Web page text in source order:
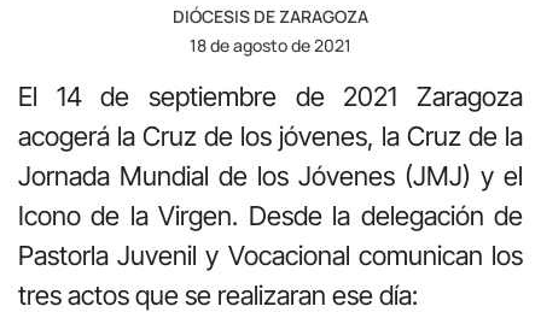
DIÓCESIS DE ZARAGOZA
18 de agosto de 2021
El 14 de septiembre de 2021 Zaragoza
acogerá la Cruz de los jóvenes, la Cruz de la
Jornada Mundial de los Jóvenes (JMJ) y el
Icono de la Virgen. Desde la delegación de
Pastorla Juvenil y Vocacional comunican los
tres actos que se realizaran ese día: